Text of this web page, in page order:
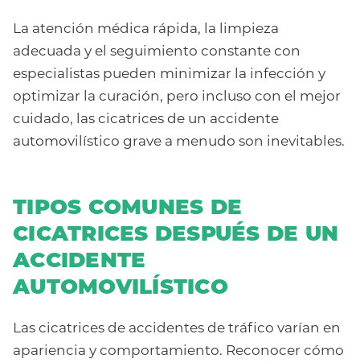
La atención médica rápida, la limpieza
adecuada y el seguimiento constante con
especialistas pueden minimizar la infección y
optimizar la curación, pero incluso con el mejor
cuidado, las cicatrices de un accidente
automovilístico grave a menudo son inevitables.
TIPOS COMUNES DE
CICATRICES DESPUÉS DE UN
ACCIDENTE
AUTOMOVILÍSTICO
Las cicatrices de accidentes de tráfico varían en
apariencia y comportamiento. Reconocer cómo